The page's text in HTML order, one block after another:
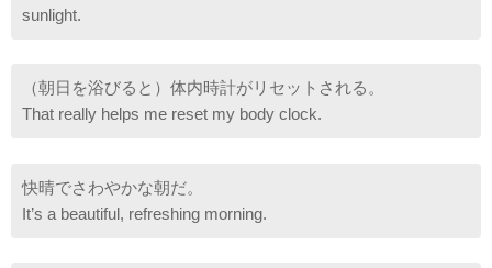
sunlight.
（朝日を浴びると）体内時計がリセットされる。
That really helps me reset my body clock.
快晴でさわやかな朝だ。
It’s a beautiful, refreshing morning.